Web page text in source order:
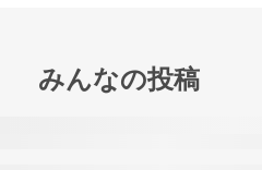
みんなの投稿